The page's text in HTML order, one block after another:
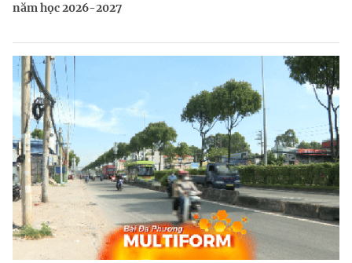
năm học 2026-2027